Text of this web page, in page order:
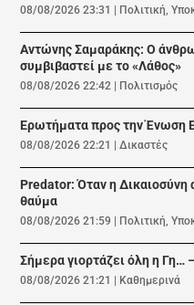
08/08/2026 23:31 Πολιτική,
Αντώνης Σαμαράκης: Ο
συμβιβαστεί με το «Λάθος»
08/08/2026 22:42 Πολιτισμός
Ερωτήματα προς την Ένωση
08/08/2026 22:21 |Δικαστές
Predator: Όταν η Δικαιοσύνη
θαύμα
08/08/2026 21:59 Πολιτική,
Σήμερα γιορτάζει όλη η Γη…
08/08/2026 21:21 Καθημερινά